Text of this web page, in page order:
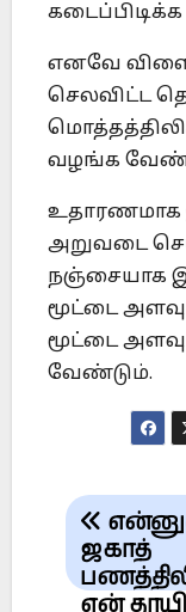
எனவே
செலவிட்ட
வழங்க
உதாரணமாக
அறுவடை
நஞ்சையாக
மூட்டை
மூட்டை
வேண்டும்.
Post
ஜகாத்